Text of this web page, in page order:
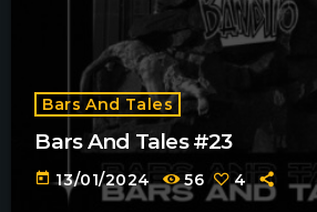
Bars And Tales
Bars And Tales #23
today 13/01/2024 56 4